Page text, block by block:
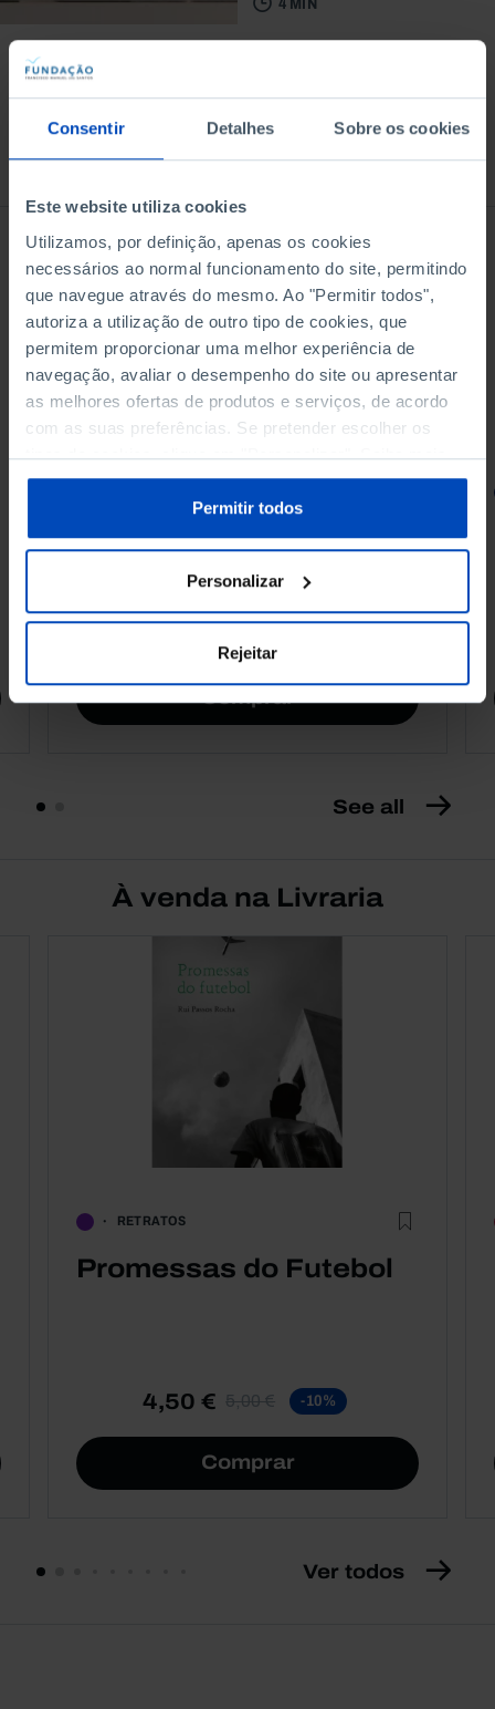
Consentir Detalhes Sobre os cookies
Este website utiliza cookies
Utilizamos, por definição, apenas os cookies
necessários ao normal funcionamento do site, permitindo
que navegue através do mesmo. Ao "Permitir todos",
autoriza a utilização de outro tipo de cookies, que
permitem proporcionar uma melhor experiência de
navegação, avaliar o desempenho do site ou apresentar
as melhores ofertas de produtos e serviços, de acordo
com as suas preferências. Se pretender escolher os
tipos de cookies, clique em "Personalizar". Saiba mais
sobre cookies através da gestão de preferências ou da
Política de Cookies.
Permitir todos
Personalizar
Rejeitar
4 MIN
Do mesmo autor
15 Anos Ensaios da
Fundação
Comprar
See all
À venda na Livraria
RETRATOS
Promessas do Futebol
4,50 € 5,00 € -10%
Comprar
Ver todos